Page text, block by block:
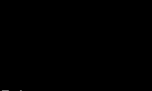
website)
Instagramissa
external website)